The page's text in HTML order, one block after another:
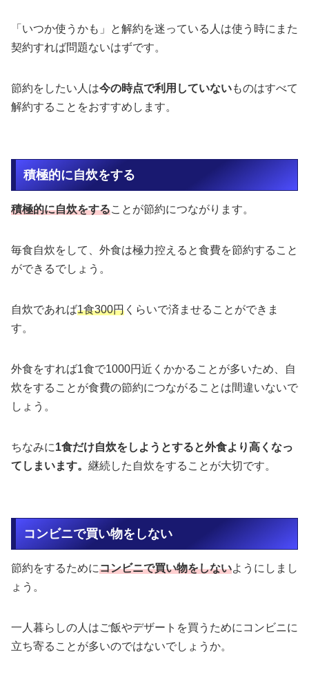
「いつか使うかも」と解約を迷っている人は使う時にまた
契約すれば問題ないはずです。
節約をしたい人は今の時点で利用していないものはすべて
解約することをおすすめします。
積極的に自炊をする
積極的に自炊をすることが節約につながります。
毎食自炊をして、外食は極力控えると食費を節約すること
ができるでしょう。
自炊であれば1食300円 くらいで済ませることができま
す。
外食をすれば1食で1000円近くかかることが多いため、自
炊をすることが食費の節約につながることは間違いないで
しょう。
ちなみに1食だけ自炊をしようとすると外食より高くなっ
てしまいます。 継続した自炊をすることが大切です。
コンビニで買い物をしない
節約をするためにコンビニで買い物をしないようにしまし
ょう。
一人暮らしの人はご飯やデザートを買うためにコンビニに
立ち寄ることが多いのではないでしょうか。